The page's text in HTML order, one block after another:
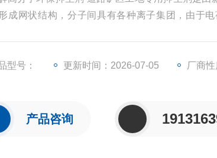
成网状结构，分子间具有各种离子集团，由于
型号：
更新时间：2026-07-05 厂商
产品咨询